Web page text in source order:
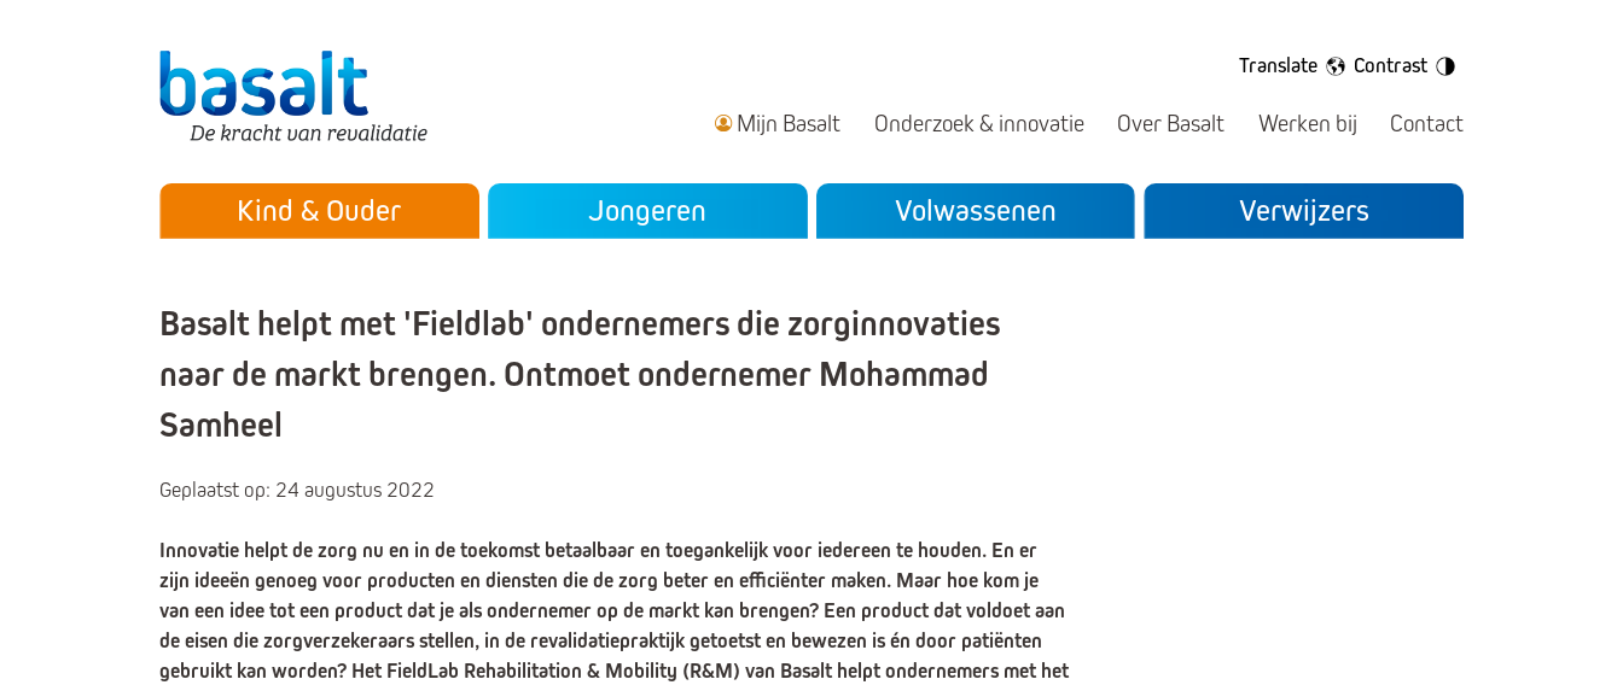
Translate
Contrast
Mijn Basalt Onderzoek & innovatie Over Basalt Werken bij Contact
Hoofdmenu
Kind & Ouder Jongeren Volwassenen Verwijzers
Basalt helpt met 'Fieldlab' ondernemers die zorginnovaties
naar de markt brengen. Ontmoet ondernemer Mohammad
Samheel
Geplaatst op: 24 augustus 2022
Innovatie helpt de zorg nu en in de toekomst betaalbaar en toegankelijk voor iedereen te houden. En er
zijn ideeën genoeg voor producten en diensten die de zorg beter en efficiënter maken. Maar hoe kom je
van een idee tot een product dat je als ondernemer op de markt kan brengen? Een product dat voldoet aan
de eisen die zorgverzekeraars stellen, in de revalidatiepraktijk getoetst en bewezen is én door patiënten
gebruikt kan worden? Het FieldLab Rehabilitation & Mobility (R&M) van Basalt helpt ondernemers met het